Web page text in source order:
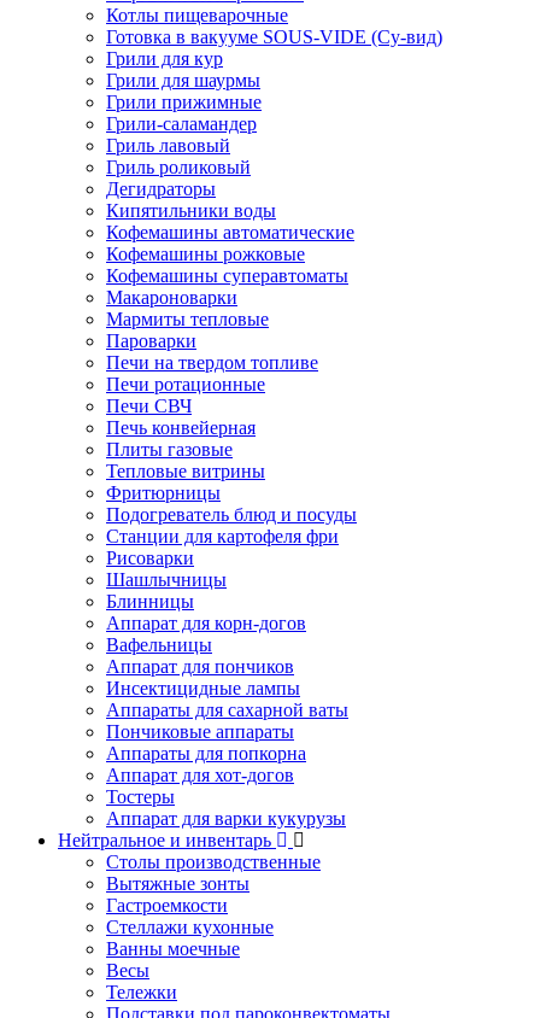
Котлы пищеварочные
Готовка в вакууме SOUS-VIDE (Су-вид)
Грили для кур
Грили для шаурмы
Грили прижимные
Грили-саламандер
Гриль лавовый
Гриль роликовый
Дегидраторы
Кипятильники воды
Кофемашины автоматические
Кофемашины рожковые
Кофемашины суперавтоматы
Макароноварки
Мармиты тепловые
Пароварки
Печи на твердом топливе
Печи ротационные
Печи СВЧ
Печь конвейерная
Плиты газовые
Тепловые витрины
Фритюрницы
Подогреватель блюд и посуды
Станции для картофеля фри
Рисоварки
Шашлычницы
Блинницы
Аппарат для корн-догов
Вафельницы
Аппарат для пончиков
Инсектицидные лампы
Аппараты для сахарной ваты
Пончиковые аппараты
Аппараты для попкорна
Аппарат для хот-догов
Тостеры
Аппарат для варки кукурузы
Нейтральное и инвентарь
Столы производственные
Вытяжные зонты
Гастроемкости
Стеллажи кухонные
Ванны моечные
Весы
Тележки
Подставки под пароконвектоматы